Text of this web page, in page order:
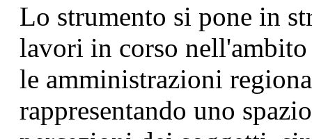
Lo strumento si pone in
lavori in corso
le amministrazioni
rappresentando uno